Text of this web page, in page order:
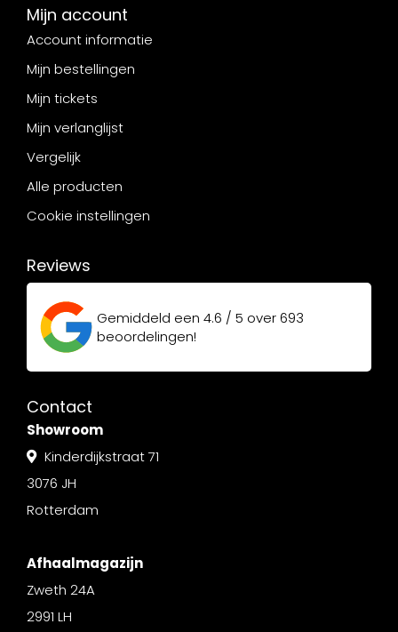
Mijn account
Account informatie
Mijn bestellingen
Mijn tickets
Mijn verlanglijst
Vergelijk
Alle producten
Cookie instellingen
Reviews
Gemiddeld een 4.6 / 5 over693
beoordelingen!
Contact
Showroom
Kinderdijkstraat 71
3076 JH
Rotterdam
Afhaalmagazijn
Zweth 24A
2991 LH